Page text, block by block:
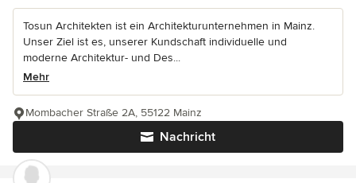
Tosun Architekten ist ein Architekturunternehmen in Mainz.
Unser Ziel ist es, unserer Kundschaft individuelle und
moderne Architektur- und Des...
Mehr
Nachricht
Mombacher Straße 2A, 55122 Mainz